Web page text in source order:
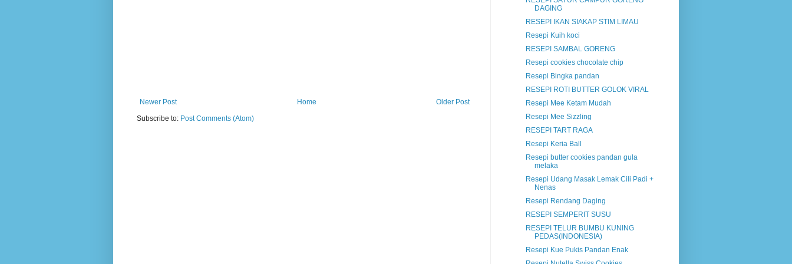
Newer Post Older Post
Home
Subscribe to: Post Comments (Atom)
DAGING
RESEPI IKAN SIAKAP STIM LIMAU
Resepi Kuih koci
RESEPI SAMBAL GORENG
Resepi cookies chocolate chip
Resepi Bingka pandan
RESEPI ROTI BUTTER GOLOK VIRAL
Resepi Mee Ketam Mudah
Resepi Mee Sizzling
RESEPI TART RAGA
Resepi Keria Ball
Resepi butter cookies pandan gula
melaka
Resepi Udang Masak Lemak Cili Padi +
Nenas
Resepi Rendang Daging
RESEPI SEMPERIT SUSU
RESEPI TELUR BUMBU KUNING
PEDAS(INDONESIA)
Resepi Kue Pukis Pandan Enak